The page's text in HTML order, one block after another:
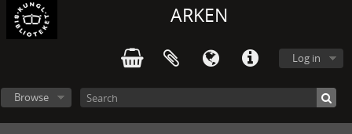
ARKEN
Log in
Browse